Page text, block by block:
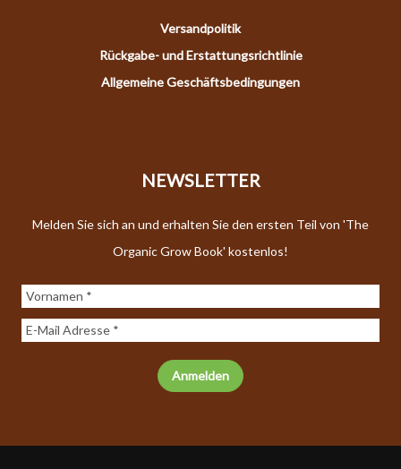
Versandpolitik
Rückgabe- und Erstattungsrichtlinie
Allgemeine Geschäftsbedingungen
NEWSLETTER
Melden Sie sich an und erhalten Sie den ersten Teil von 'The
Organic Grow Book' kostenlos!